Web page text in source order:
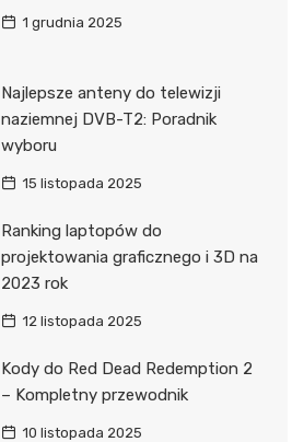
1 grudnia 2025
Najlepsze anteny do telewizji
naziemnej DVB-T2: Poradnik
wyboru
15 listopada 2025
Ranking laptopów do
projektowania graficznego i 3D na
2023 rok
12 listopada 2025
Kody do Red Dead Redemption 2
– Kompletny przewodnik
10 listopada 2025